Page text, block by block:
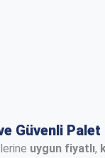
Güvenli Palet
uygun fiyatlı,